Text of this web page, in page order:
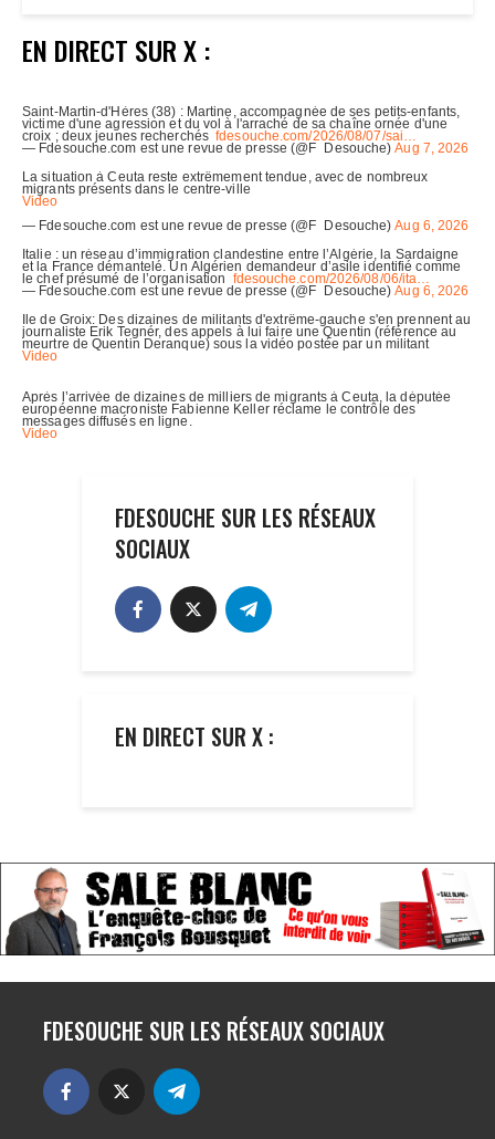
EN DIRECT SUR X :
FDESOUCHE SUR LES RÉSEAUX
SOCIAUX
EN DIRECT SUR X :
FDESOUCHE SUR LES RÉSEAUX SOCIAUX